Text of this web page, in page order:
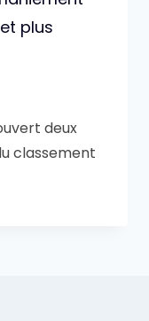
plus
deux
classement